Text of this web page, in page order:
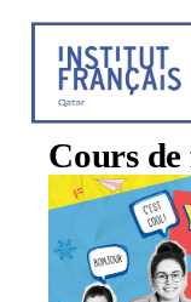
Institut
Français
Qatar
Cours